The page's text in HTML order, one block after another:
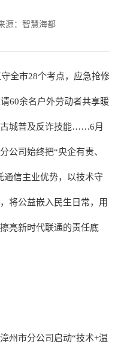
源：智慧海都
全市28个考点，应急抢修
60余名户外劳动者共享暖
城普及反诈技能……6月
公司始终把“央企有责、
通信主业优势，以技术守
将公益嵌入民生日常，用
亮新时代联通的责任底
州市分公司启动“技术+温